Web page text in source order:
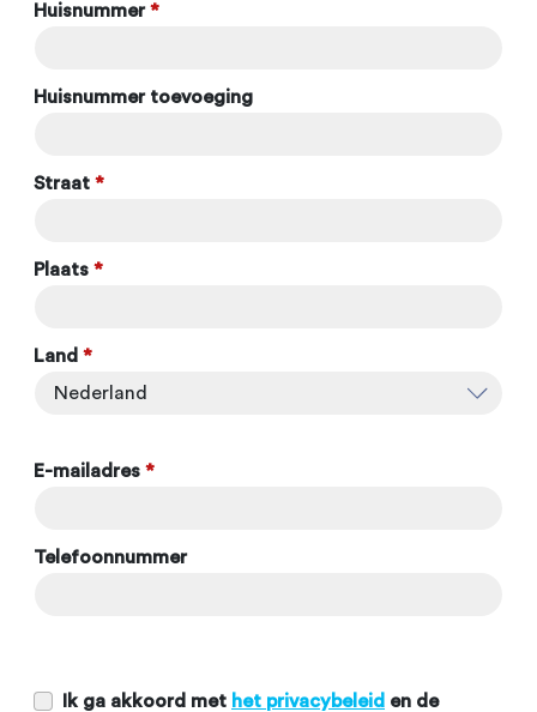
Huisnummer *
Huisnummer toevoeging
Straat *
Plaats *
Land *
E-mailadres *
Telefoonnummer
Ik ga akkoord met het privacybeleid en de